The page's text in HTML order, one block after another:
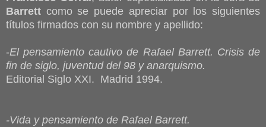
Barrett como se puede apreciar por los siguientes
títulos firmados con su nombre y apellido:
-El pensamiento cautivo de Rafael Barrett. Crisis de
fin de siglo, juventud del 98 y anarquismo.
Editorial Siglo XXI. Madrid 1994.
-Vida y pensamiento de Rafael Barrett.